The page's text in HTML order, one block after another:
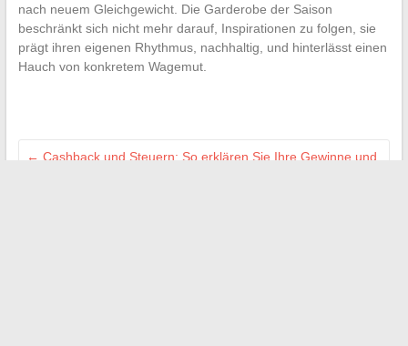
nach neuem Gleichgewicht. Die Garderobe der Saison
beschränkt sich nicht mehr darauf, Inspirationen zu folgen, sie
prägt ihren eigenen Rhythmus, nachhaltig, und hinterlässt einen
Hauch von konkretem Wagemut.
← Cashback und Steuern: So erklären Sie Ihre Gewinne und